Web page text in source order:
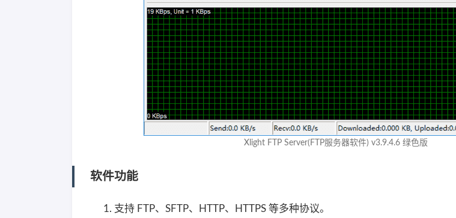
Xlight FTP Server(FTP服务器软件) v3.9.4.6 绿色版
软件功能
支持 FTP、SFTP、HTTP、HTTPS 等多种协议。